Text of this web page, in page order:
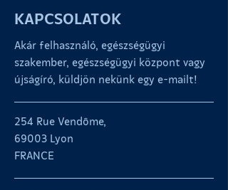
KAPCSOLATOK
Akár felhasználó, egészségügyi
szakember, egészségügyi központ vagy
újságíró, küldjön nekünk egy e-mailt!
254 Rue Vendôme,
69003 Lyon
FRANCE